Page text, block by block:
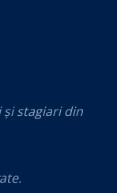
stagiari din